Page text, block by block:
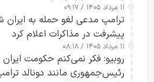
جاسوسی گفت
۱۱ مرداد ۱۴۰۵ / ۰۹:۱۷
ترامپ مدعی لغو حمله
پیشرفت در مذاکرات اعلام کرد
۱۱ مرداد ۱۴۰۵ / ۰۸:۱۸
روبیو: فکر نمی‌کنم حکومت ایران
رئیس‌جمهوری مانند دونالد